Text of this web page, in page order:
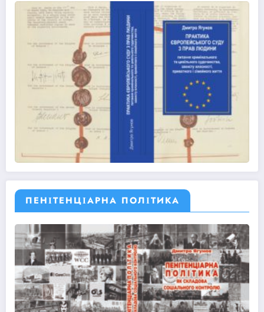
ПЕНІТЕНЦІАРНА ПОЛІТИКА